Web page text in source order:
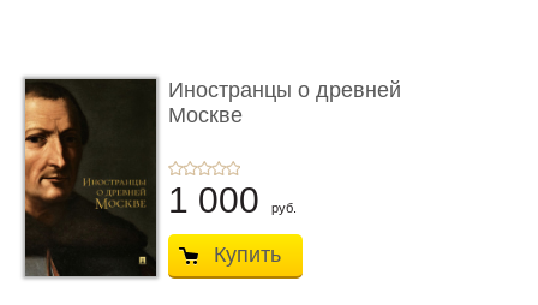
Иностранцы о древней
Москве
1 000 руб.
Купить